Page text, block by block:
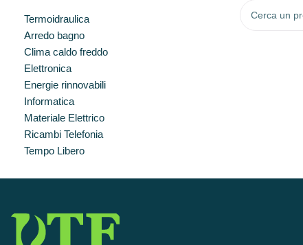
Termoidraulica
Arredo bagno
Clima caldo freddo
Elettronica
Energie rinnovabili
Informatica
Materiale Elettrico
Ricambi Telefonia
Tempo Libero